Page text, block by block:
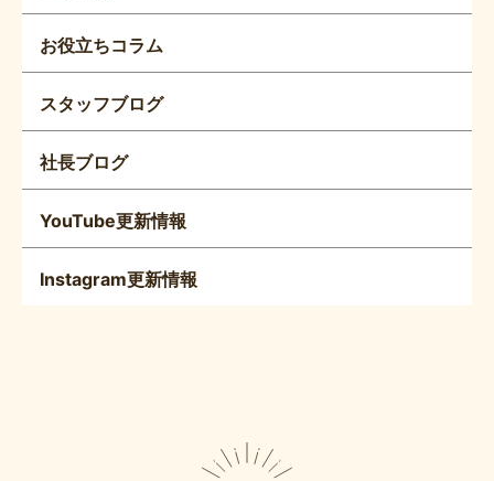
お役立ちコラム
スタッフブログ
社長ブログ
YouTube更新情報
Instagram更新情報